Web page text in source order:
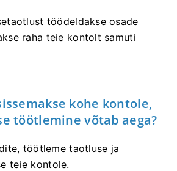
töödeldakse osade
raha teie kontolt samuti
kohe kontole,
töötlemine võtab aega?
töötleme taotluse ja
teie kontole.